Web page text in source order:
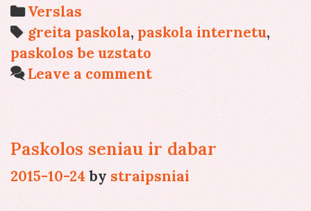
beveik
visiems
Categories
Verslas
Tags
greita paskola, paskola internetu,
paskolos be uzstato
Leave a comment
Paskolos seniau ir dabar
2015-10-24by straipsniai